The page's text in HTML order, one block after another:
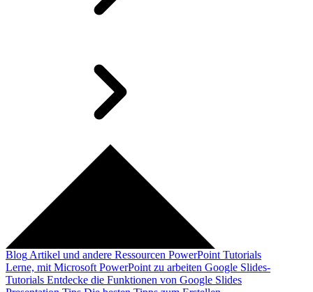
Blog Artikel und andere Ressourcen PowerPoint Tutorials
Lerne, mit Microsoft PowerPoint zu arbeiten Google Slides-
Tutorials Entdecke die Funktionen von Google Slides